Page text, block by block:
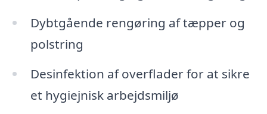
Dybtgående rengøring af tæpper og
polstring
Desinfektion af overflader for at sikre
et hygiejnisk arbejdsmiljø